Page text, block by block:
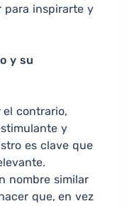
para inspirarte y
y su
el contrario,
y
es clave que
nombre similar
que, en vez